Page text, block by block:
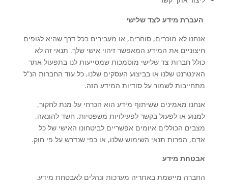
העברת מידע לצד שלישי
אנחנו לא מוכרים, סוחרים, או מעבירים בכל דרך שהיא לגופים
חיצוניים את המידע המאפשר זיהוי אישי שלך. תנאי זה לא
כולל חברות צד שלישי מוסמכות שמסייעות לנו בתפעול אתר
האינטרנט שלנו או בביצוע העסקים שלנו, כל עוד החברות הנ”ל
מתחייבות לשמור על סודיות המידע הזה.
אנחנו מאמינים ששיתוף מידע הוא הכרחי על מנת לחקור,
למנוע או לפעול בקשר לפעילויות משפטיות, חשד להונאה,
מצבים הכוללים איומים אפשריים לביטחונו האישי של כל
אדם, הפרות תנאי השימוש שלנו, או כפי שנדרש על פי חוק.
אבטחת מידע
החברה מיישמת באתריה מערכות ונהלים לאבטחת מידע.